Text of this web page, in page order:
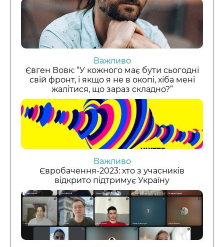
Важливо
Євген Вовк: “У кожного має бути сьогодні
свій фронт, і якщо я не в окопі, хіба мені
жалітися, що зараз складно?”
Важливо
Євробачення-2023: хто з учасників
відкрито підтримує Україну